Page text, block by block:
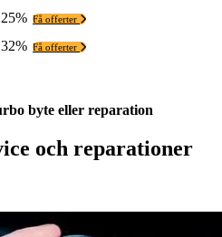
Få offerter
Få offerter
byte eller reparation
och reparationer